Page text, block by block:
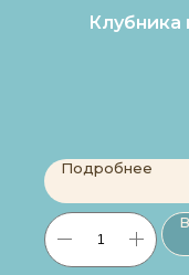
Клубника
Подробнее